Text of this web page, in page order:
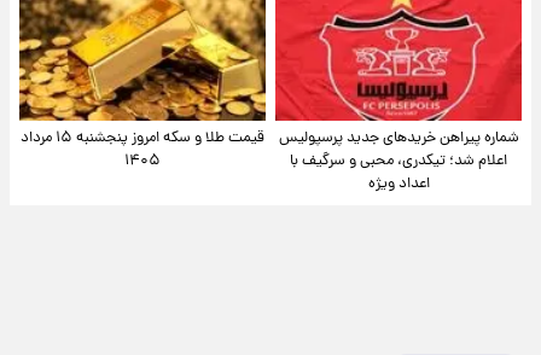
شماره پیراهن خریدهای جدید پرسپولیس
اعلام شد؛ تیکدری، محبی و سرگیف با
اعداد ویژه
قیمت طلا و سکه امروز پنجشنبه ۱۵ مرداد
۱۴۰۵